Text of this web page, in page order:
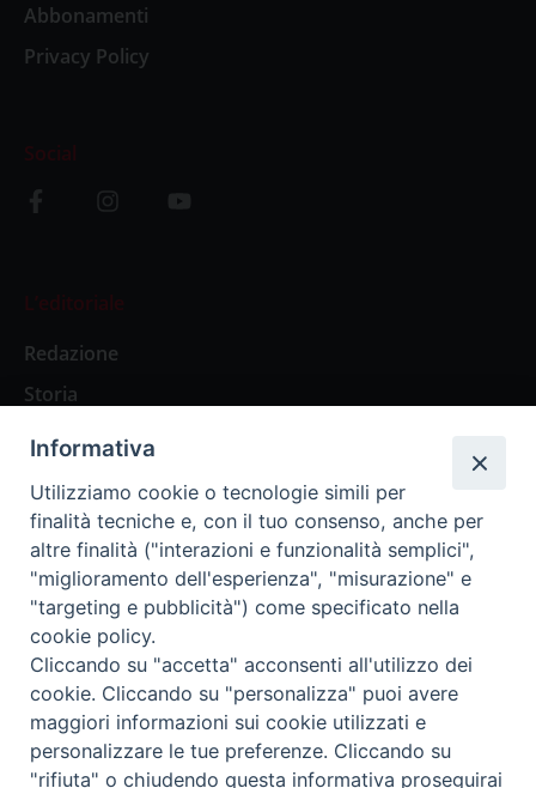
Abbonamenti
Privacy Policy
Social
L’editoriale
Redazione
Storia
Abbonamenti
Abbonamento Annuale Digitale
Abbonamento Annuale Cartaceo
Abbonamento Singola Copia Digitale
Redazione: Pavia, Piazza Duomo 11 - tel. 0382.24736 -
Informativa
Utilizziamo cookie o tecnologie simili per
finalità tecniche e, con il tuo consenso, anche per
altre finalità ("interazioni e funzionalità semplici",
"miglioramento dell'esperienza", "misurazione" e
"targeting e pubblicità") come specificato nella
cookie policy.
Cliccando su "accetta" acconsenti all'utilizzo dei
cookie. Cliccando su "personalizza" puoi avere
maggiori informazioni sui cookie utilizzati e
personalizzare le tue preferenze. Cliccando su
"rifiuta" o chiudendo questa informativa proseguirai